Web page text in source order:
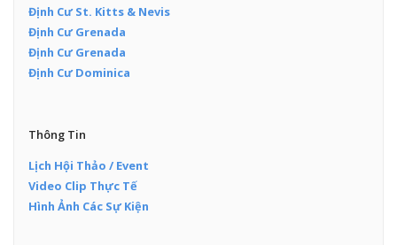
Định Cư St. Kitts & Nevis
Định Cư Grenada
Định Cư Grenada
Định Cư Dominica
Thông Tin
Lịch Hội Thảo / Event
Video Clip Thực Tế
Hình Ảnh Các Sự Kiện